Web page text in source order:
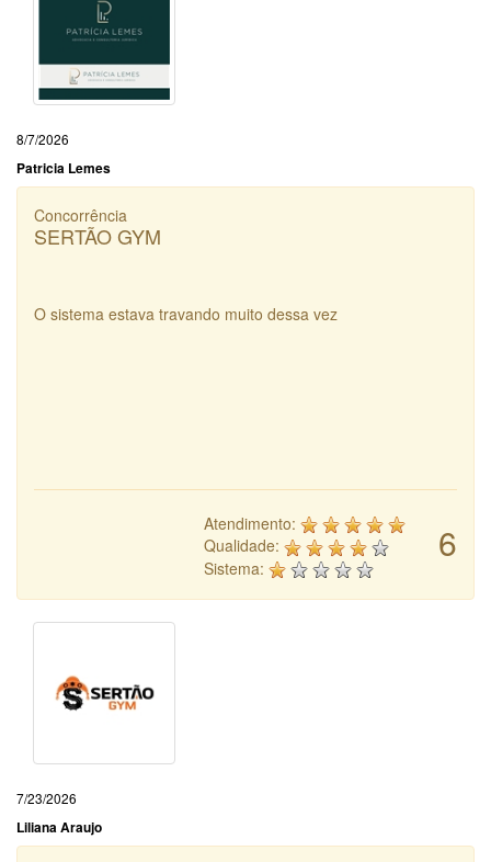
8/7/2026
Patricia Lemes
Concorrência
SERTÃO GYM
O sistema estava travando muito dessa vez
6
Atendimento:
Qualidade:
Sistema:
7/23/2026
Liliana Araujo